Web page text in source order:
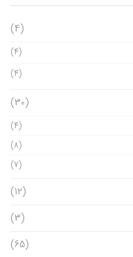
(4)
(4)
(4)
(30)
(4)
(8)
(7)
(12)
(3)
(65)